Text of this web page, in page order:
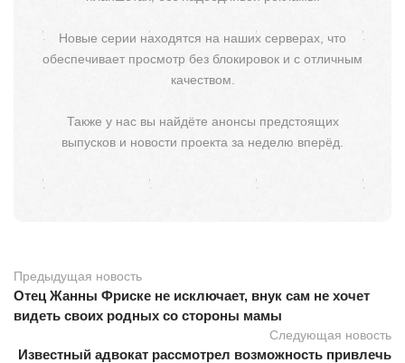
Новые серии находятся на наших серверах, что
обеспечивает просмотр без блокировок и с отличным
качеством.
Также у нас вы найдёте анонсы предстоящих
выпусков и новости проекта за неделю вперёд.
Предыдущая новость
Отец Жанны Фриске не исключает, внук сам не хочет
видеть своих родных со стороны мамы
Следующая новость
Известный адвокат рассмотрел возможность привлечь